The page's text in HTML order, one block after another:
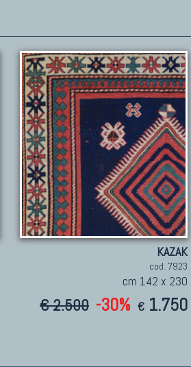
KAZAK
cod. 7923
cm 142 x 230
€ 2.500 -30% € 1.750